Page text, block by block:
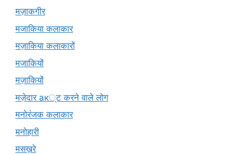
मज़ाकगीर
मजाकिया कलाकार
मज़ाकिया कलाकारों
मजाकियों
मज़ाकियों
मज़ेदार ак्ट करने वाले लोग
मनोरंजक कलाकार
मनोहारी
मसख़रे